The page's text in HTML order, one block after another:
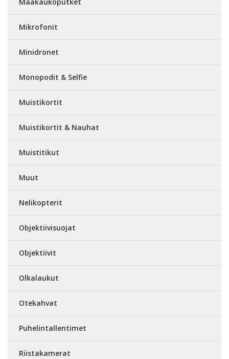
Maakaukoputket
Mikrofonit
Minidronet
Monopodit & Selfie
Muistikortit
Muistikortit & Nauhat
Muistitikut
Muut
Nelikopterit
Objektiivisuojat
Objektiivit
Olkalaukut
Otekahvat
Puhelintallentimet
Riistakamerat